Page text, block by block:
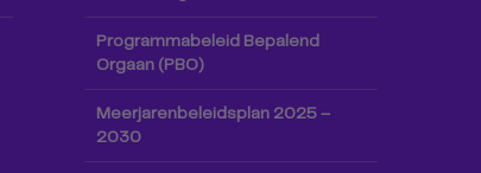
Programmabeleid Bepalend
Orgaan (PBO)
Meerjarenbeleidsplan 2025 –
2030